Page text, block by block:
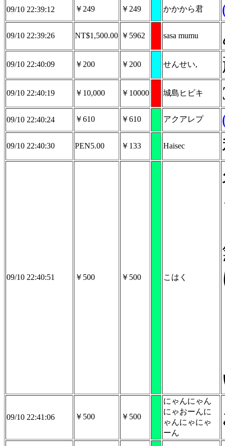
09/10 22:39:12 ￥249 ￥249 かかから君
09/10 22:39:26 NT$1,500.00 ￥5962 sasa mumu
09/10 22:40:09 ￥200 ￥200 せんせい,
09/10 22:40:19 ￥10,000 ￥10000 城島ヒビキ
09/10 22:40:24 ￥610 ￥610 アクアレプ
09/10 22:40:30 PEN5.00 ￥133 Haisec
09/10 22:40:51 ￥500 ￥500 こはく
09/10 22:41:06 ￥500 ￥500
にゃんにゃん
にゃおーんに
ゃんにゃにゃ
ーん